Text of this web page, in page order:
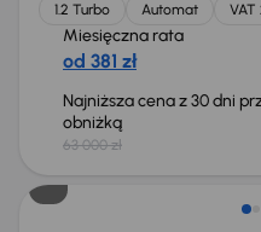
1.2 Turbo Automat VAT
Miesięczna rata
od 381 zł
Najniższa cena z 30 dni
obniżką
63 000 zł
Extra zniżka 2 200 zł